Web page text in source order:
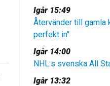
Igår 15:49
Återvänder till gamla
perfekt in"
Igår 14:00
NHL:s svenska All
Igår 13:32